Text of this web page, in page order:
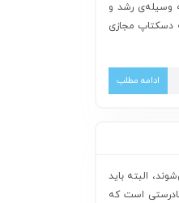
وسیله‌ی رشد و
دسکتاپ‌ مجازی
ادامه مطلب
البته باید
است که